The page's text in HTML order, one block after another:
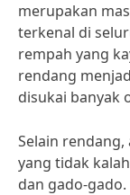
merupakan
terkenal di
rempah yang
rendang
disukai banyak
Selain
yang tidak
dan gado-